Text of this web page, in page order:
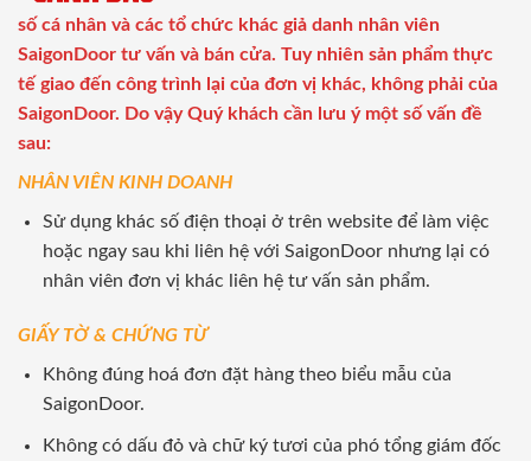
số cá nhân và các tổ chức khác giả danh nhân viên
SaigonDoor tư vấn và bán cửa. Tuy nhiên sản phẩm thực
tế giao đến công trình lại của đơn vị khác, không phải của
SaigonDoor. Do vậy Quý khách cần lưu ý một số vấn đề
sau:
NHÂN VIÊN KINH DOANH
Sử dụng khác số điện thoại ở trên website để làm việc
hoặc ngay sau khi liên hệ với SaigonDoor nhưng lại có
nhân viên đơn vị khác liên hệ tư vấn sản phẩm.
GIẤY TỜ & CHỨNG TỪ
Không đúng hoá đơn đặt hàng theo biểu mẫu của
SaigonDoor.
Không có dấu đỏ và chữ ký tươi của phó tổng giám đốc